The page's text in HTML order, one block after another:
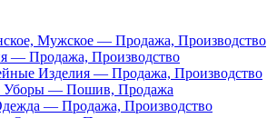
Мужское — Продажа, Производство
— Продажа, Производство
Изделия — Продажа, Производство
Уборы — Пошив, Продажа
— Продажа, Производство